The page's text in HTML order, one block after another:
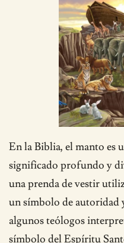
En la Biblia, el manto es
significado profundo y
una prenda de vestir
un símbolo de autoridad
algunos teólogos
símbolo del Espíritu